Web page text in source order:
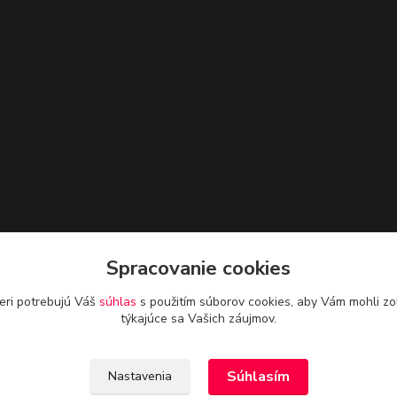
Spracovanie cookies
potrebujú Váš súhlas s použitím súborov cookies, aby Vám mohli
týkajúce sa Vašich záujmov.
Nastavenia Súhlasím